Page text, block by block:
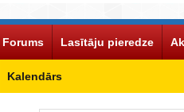
Kalendārs
Forums Lasītāju pieredze